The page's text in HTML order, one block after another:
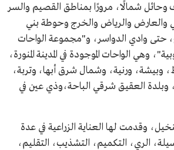
وحائل شمالًا، مرورًا بمناطق القصيم والسر
والعارض والرياض والخرج وحوطة بني
حتى وادي الدواسر، و"مجموعة الواحات
وهي الواحات الموجودة في المدينة المنورة،
وبيشة، ورنية، وشمال شرق أبها، وتربة،
العقيق شرقي الباحة،وذي عين في
وقدمت لها العناية الزراعية في عدة
الري، التكميم، التشذيب، التقليم،